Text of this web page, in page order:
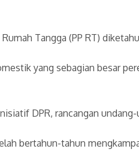
Tangga (PP RT)
yang sebagian besar
DPR, rancangan
bertahun-tahun